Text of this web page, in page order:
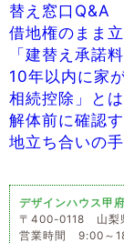
替え窓口Q&A
借地権のまま
「建替え承諾
10年以内に家
相続控除」と
解体前に確認
地立ち合いの
デザインハウス甲府
〒400-0118 山梨
営業時間 9:00～